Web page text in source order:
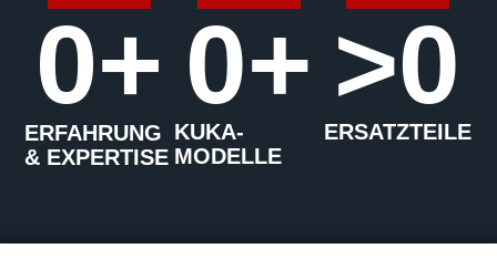
ERFAHRUNG
& EXPERTISE
0+
KUKA-
MODELLE
0+
ERSATZTEILE
>0